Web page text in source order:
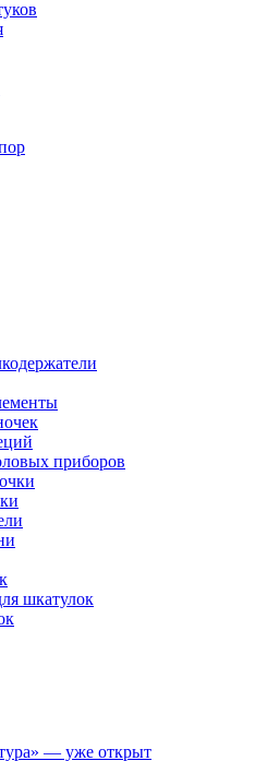
приборов
шкатулок